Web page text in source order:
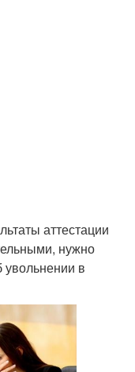
аттестации
нужно
увольнении в